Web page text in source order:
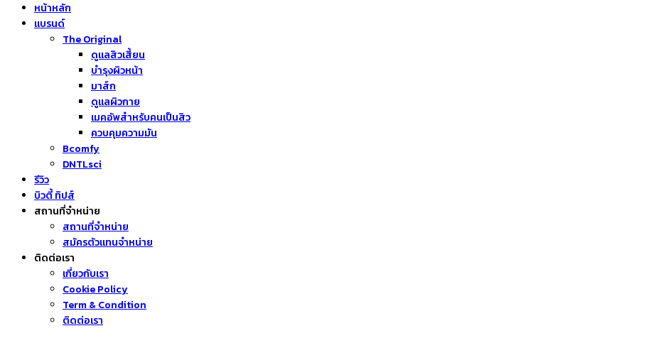
หน้าหลัก
แบรนด์
The Original
ดูแลสิวเสี้ยน
บำรุงผิวหน้า
มาส์ก
ดูแลผิวกาย
เมคอัพสำหรับคนเป็นสิว
ควบคุมความมัน
Bcomfy
DNTLsci
รีวิว
บิวตี้ ทิปส์
สถานที่จำหน่าย
สถานที่จำหน่าย
สมัครตัวแทนจำหน่าย
ติดต่อเรา
เกี่ยวกับเรา
Cookie Policy
Term & Condition
ติดต่อเรา